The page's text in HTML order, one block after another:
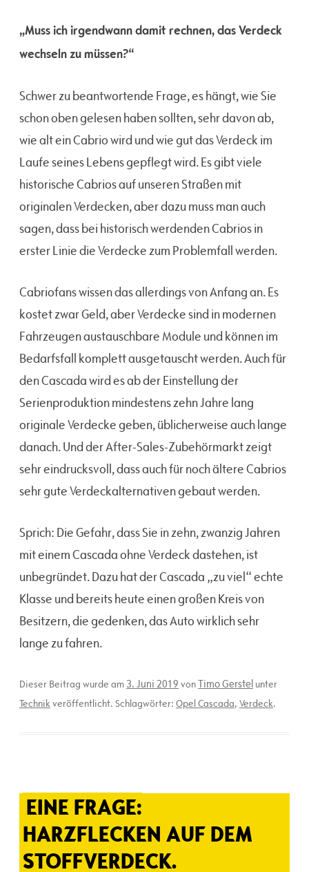
„Muss ich irgendwann damit rechnen, das Verdeck
wechseln zu müssen?“
Schwer zu beantwortende Frage, es hängt, wie Sie
schon oben gelesen haben sollten, sehr davon ab,
wie alt ein Cabrio wird und wie gut das Verdeck im
Laufe seines Lebens gepflegt wird. Es gibt viele
historische Cabrios auf unseren Straßen mit
originalen Verdecken, aber dazu muss man auch
sagen, dass bei historisch werdenden Cabrios in
erster Linie die Verdecke zum Problemfall werden.
Cabriofans wissen das allerdings von Anfang an. Es
kostet zwar Geld, aber Verdecke sind in modernen
Fahrzeugen austauschbare Module und können im
Bedarfsfall komplett ausgetauscht werden. Auch für
den Cascada wird es ab der Einstellung der
Serienproduktion mindestens zehn Jahre lang
originale Verdecke geben, üblicherweise auch lange
danach. Und der After-Sales-Zubehörmarkt zeigt
sehr eindrucksvoll, dass auch für noch ältere Cabrios
sehr gute Verdeckalternativen gebaut werden.
Sprich: Die Gefahr, dass Sie in zehn, zwanzig Jahren
mit einem Cascada ohne Verdeck dastehen, ist
unbegründet. Dazu hat der Cascada „zu viel“ echte
Klasse und bereits heute einen großen Kreis von
Besitzern, die gedenken, das Auto wirklich sehr
lange zu fahren.
Dieser Beitrag wurde am 3. Juni 2019 vonTimo Gerstel unter
Technikveröffentlicht. Schlagwörter: Opel Cascada, Verdeck.
EINE FRAGE:
HARZFLECKEN AUF DEM
STOFFVERDECK.